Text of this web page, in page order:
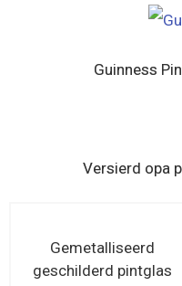
Guinness
Versierd opa
Gemetalliseerd
geschilderd pintglas